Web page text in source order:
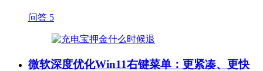
问答 5
微软深度优化Win11右键菜单：更紧凑、更快